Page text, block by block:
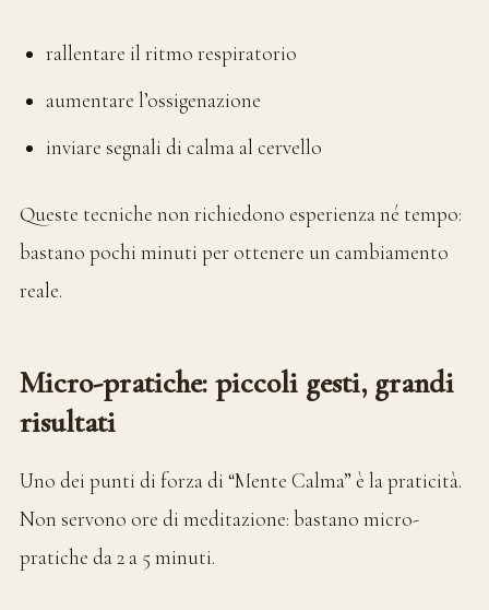
rallentare il ritmo respiratorio
aumentare l’ossigenazione
inviare segnali di calma al cervello
Queste tecniche non richiedono esperienza né tempo:
bastano pochi minuti per ottenere un cambiamento
reale.
Micro-pratiche: piccoli gesti, grandi
risultati
Uno dei punti di forza di “Mente Calma” è la praticità.
Non servono ore di meditazione: bastano micro-
pratiche da 2 a 5 minuti.